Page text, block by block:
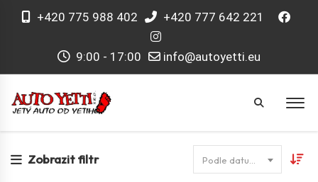
+420 775 988 402 +420 777 642 221
9:00 - 17:00 info@autoyetti.eu
Zobrazit filtr